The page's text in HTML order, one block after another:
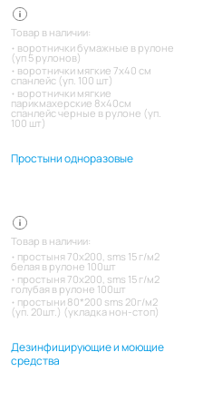
Товар в наличии:
воротнички бумажные в рулоне
(уп 5 рулонов)
воротнички мягкие 7х40 см
спанлейс (уп. 100 шт)
воротнички мягкие
парикмахерские 8х40см
спанлейс черные в рулоне (уп.
100 шт)
Простыни одноразовые
Товар в наличии:
простыня 70х200, sms 15 г/м2
белая в рулоне 100шт
простыня 70х200, sms 15 г/м2
голубая в рулоне 100шт
простыни 80*200 sms 20г/м2
(уп. 20шт.) (укладка нон-стоп)
Дезинфицирующие и моющие
средства